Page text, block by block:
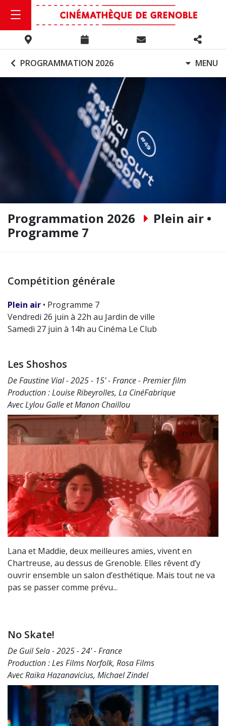
PROGRAMMATION 2026 MENU
Programmation 2026
Plein air •
Programme 7
Compétition générale
Plein air • Programme 7
Vendredi 26 juin à 22h au Jardin de ville
Samedi 27 juin à 14h au Cinéma Le Club
Les Shoshos
De Faustine Vial - 2025 - 15' - France - Premier film
Production : Louise Ribeyrolles, La CinéFabrique
Avec Lylou Galle et Manon Chaillou
Lana et Maddie, deux meilleures amies, vivent en
Chartreuse, au dessus de Grenoble. Elles rêvent d’y
ouvrir ensemble un salon d’esthétique. Mais tout ne va
pas se passer comme prévu...
No Skate!
De Guil Sela - 2025 - 24' - France
Production : Les Films Norfolk, Rosa Films
Avec Raïka Hazanavicius, Michael Zindel